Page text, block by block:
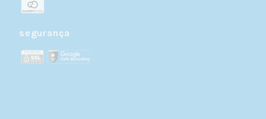
segurança